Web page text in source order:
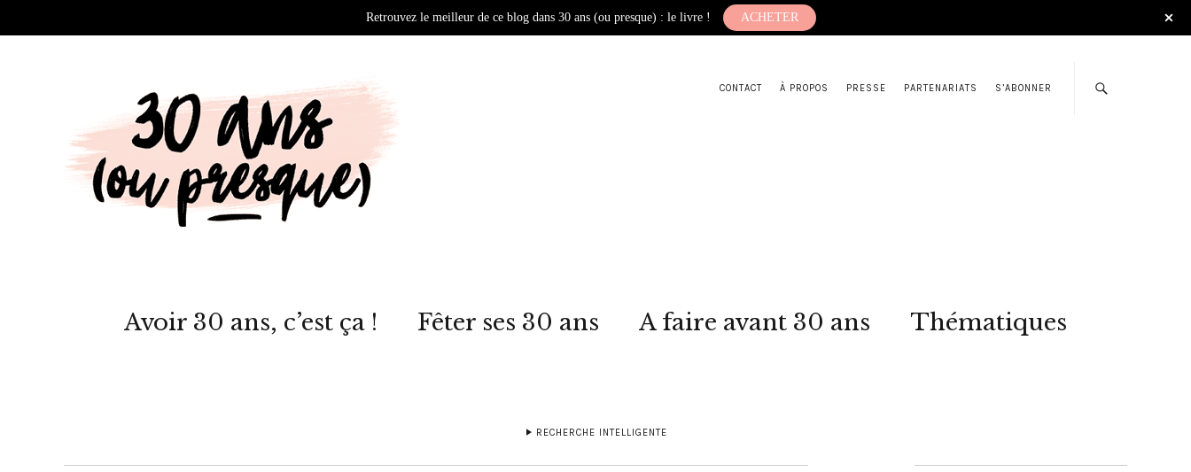
CONTACT À PROPOS PRESSE PARTENARIATS S’ABONNER
Avoir 30 ans, c’est ça ! Fêter ses 30 ans A faire avant 30 ans Thématiques
RECHERCHE INTELLIGENTE
Retrouvez le meilleur de ce blog dans 30 ans (ou presque) : le livre ! ACHETER